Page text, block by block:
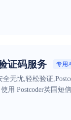
证码服务 专用
全无忧,轻松验证
用 Postcoder英国短